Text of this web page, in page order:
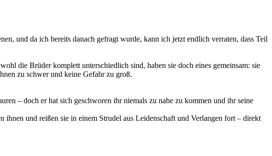
und da ich bereits danach gefragt wurde, kann ich jetzt endlich verraten, dass Teil
die Brüder komplett unterschiedlich sind, haben sie doch eines gemeinsam: sie
zu schwer und keine Gefahr zu groß.
– doch er hat sich geschworen ihr niemals zu nahe zu kommen und ihr seine
und reißen sie in einem Strudel aus Leidenschaft und Verlangen fort – direkt